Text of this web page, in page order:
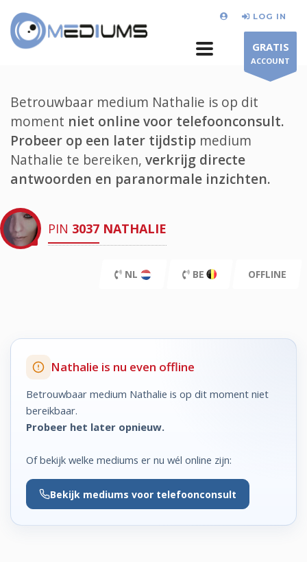
LOG IN
GRATIS
ACCOUNT
Betrouwbaar medium Nathalie is op dit
moment niet online voor telefoonconsult.
Probeer op een later tijdstip medium
Nathalie te bereiken, verkrijg directe
antwoorden en paranormale inzichten.
PIN 3037 NATHALIE
NL BE OFFLINE
Nathalie is nu even offline
Betrouwbaar medium Nathalie is op dit moment niet
bereikbaar.
Probeer het later opnieuw.
Of bekijk welke mediums er nu wél online zijn:
Bekijk mediums voor telefoonconsult